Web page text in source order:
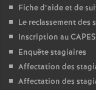
Fiche d’aide et de
Le reclassement des
Inscription au
Enquête stagiaires
Affectation des
Affectation des